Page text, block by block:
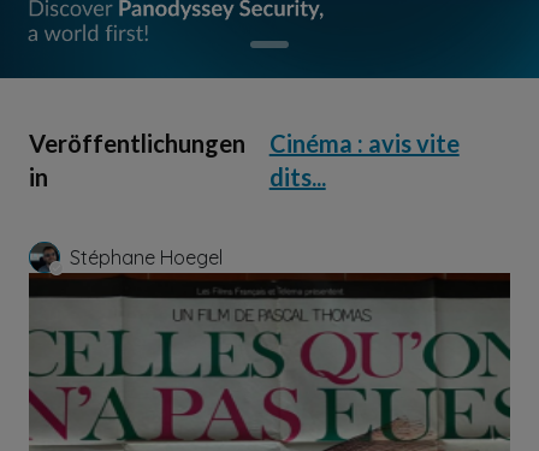
Veröffentlichungen
in
Cinéma : avis vite
dits...
Stéphane Hoegel